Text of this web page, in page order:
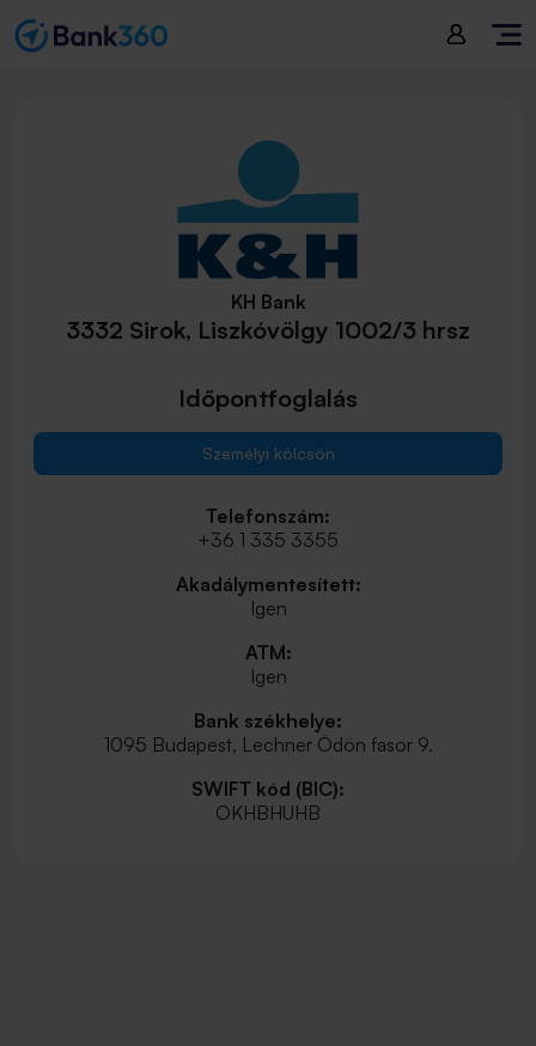
KH Bank
3332 Sirok, Liszkóvölgy 1002/3 hrsz
Időpontfoglalás
Személyi kölcsön
Telefonszám:
+36 1 335 3355
Akadálymentesített:
Igen
ATM:
Igen
Bank székhelye:
1095 Budapest, Lechner Ödön fasor 9.
SWIFT kód (BIC):
OKHBHUHB